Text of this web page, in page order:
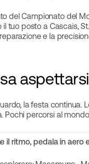
del Campionato del
il tuo posto a Cascais,
e la
la festa continua.
Pochi percorsi al
il ritmo, pedala in aero